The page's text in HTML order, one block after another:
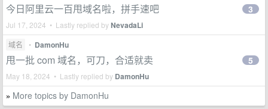
今日阿里云一百甩域名啦，拼手速吧
Jul 17, 2024 • Lastly replied byNevadaLi
3
域名 • DamonHu
甩一批 com 域名，可刀，合适就卖
May 18, 2024 • Lastly replied by DamonHu
5
» More topics by DamonHu